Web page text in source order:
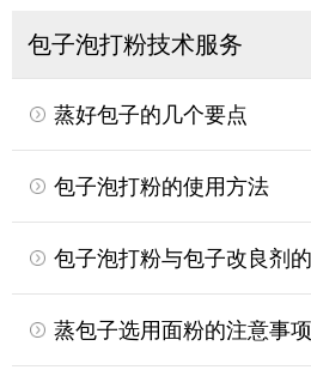
包子泡打粉技术服务
蒸好包子的几个要点
包子泡打粉的使用方法
包子泡打粉与包子改良剂
蒸包子选用面粉的注意事项